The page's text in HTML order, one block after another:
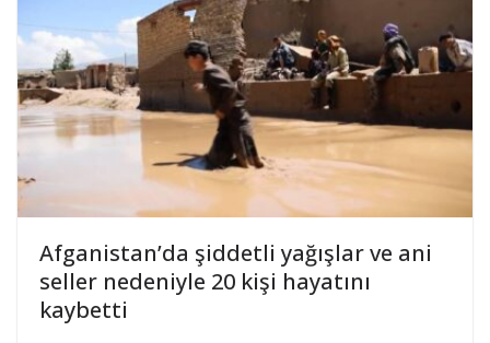
Afganistan’da şiddetli yağışlar ve ani
seller nedeniyle 20 kişi hayatını
kaybetti